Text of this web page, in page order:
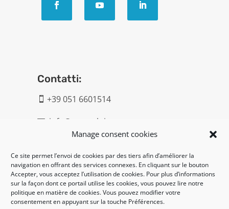
Manage consent cookies
Ce site permet l’envoi de cookies par des tiers afin d’améliorer la
navigation en offrant des services connexes. En cliquant sur le bouton
Accepter, vous acceptez l’utilisation de cookies. Pour plus d’informations
sur la façon dont ce portail utilise les cookies, vous pouvez lire notre
politique en matière de cookies. Vous pouvez modifier votre
consentement en appuyant sur la touche Préférences.
Contatti:
 +39 051 6601514
 info@geatech.it
UNI EN ISO 9001: 2015
Legal:
Privacy policy